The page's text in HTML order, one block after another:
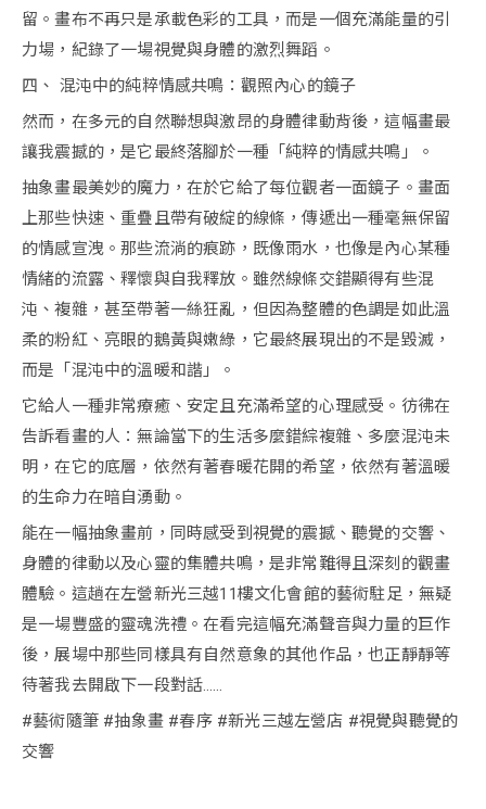
留。畫布不再只是承載色彩的工具，而是一個充滿能量的引
力場，紀錄了一場視覺與身體的激烈舞蹈。
四、 混沌中的純粹情感共鳴：觀照內心的鏡子
然而，在多元的自然聯想與激昂的身體律動背後，這幅畫最
讓我震撼的，是它最終落腳於一種「純粹的情感共鳴」。
抽象畫最美妙的魔力，在於它給了每位觀者一面鏡子。畫面
上那些快速、重疊且帶有破綻的線條，傳遞出一種毫無保留
的情感宣洩。那些流淌的痕跡，既像雨水，也像是內心某種
情緒的流露、釋懷與自我釋放。雖然線條交錯顯得有些混
沌、複雜，甚至帶著一絲狂亂，但因為整體的色調是如此溫
柔的粉紅、亮眼的鵝黃與嫩綠，它最終展現出的不是毀滅，
而是「混沌中的溫暖和諧」。
它給人一種非常療癒、安定且充滿希望的心理感受。彷彿在
告訴看畫的人：無論當下的生活多麼錯綜複雜、多麼混沌未
明，在它的底層，依然有著春暖花開的希望，依然有著溫暖
的生命力在暗自湧動。
能在一幅抽象畫前，同時感受到視覺的震撼、聽覺的交響、
身體的律動以及心靈的集體共鳴，是非常難得且深刻的觀畫
體驗。這趟在左營新光三越11樓文化會館的藝術駐足，無疑
是一場豐盛的靈魂洗禮。在看完這幅充滿聲音與力量的巨作
後，展場中那些同樣具有自然意象的其他作品，也正靜靜等
待著我去開啟下一段對話……
#藝術隨筆 #抽象畫 #春序 #新光三越左營店 #視覺與聽覺的
交響